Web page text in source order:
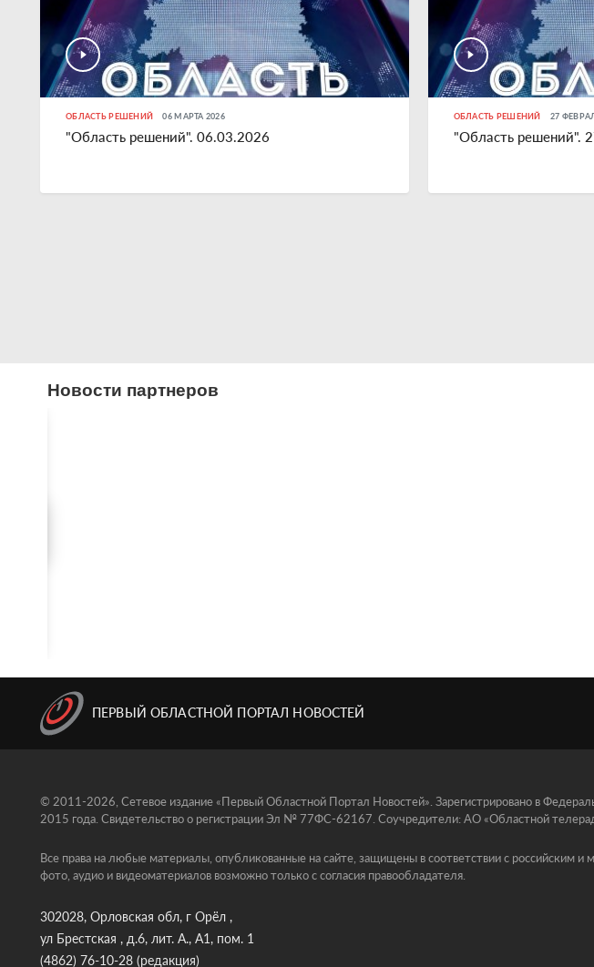
ОБЛАСТЬ РЕШЕНИЙ 06 МАРТА 2026
"Область решений". 06.03.2026
ОБЛАСТЬ РЕШЕНИЙ 27
"Область решений".
Новости партнеров
ПЕРВЫЙ ОБЛАСТНОЙ ПОРТАЛ НОВОСТЕЙ
© 2011-2026, Сетевое издание «Первый Областной Портал Новостей». Зарегистрировано в
2015 года. Свидетельство о регистрации Эл № 77ФС-62167. Соучредители: АО «Областной
Все права на любые материалы, опубликованные на сайте, защищены в соответствии с российским
фото, аудио и видеоматериалов возможно только с согласия правообладателя.
302028, Орловская обл, г Орёл ,
ул Брестская , д.6, лит. А., А1, пом. 1
(4862) 76-10-28 (редакция)